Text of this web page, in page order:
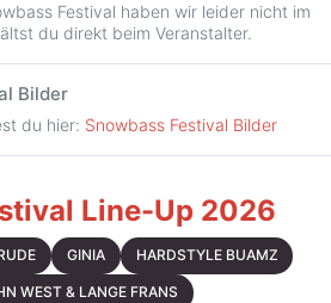
Line-Up 2026
GINIA HARDSTYLE BUAMZ
WEST & LANGE FRANS
Festival haben wir leider nicht im
du direkt beim Veranstalter.
Bilder
du hier: Snowbass Festival Bilder